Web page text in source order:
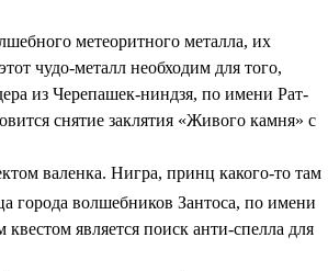
метеоритного металла, их
чудо-металл необходим для того,
из Черепашек-ниндзя, по имени Рат-
снятие заклятия «Живого камня» с
валенка. Нигра, принц какого-то там
города волшебников Зантоса, по имени
является поиск анти-спелла для